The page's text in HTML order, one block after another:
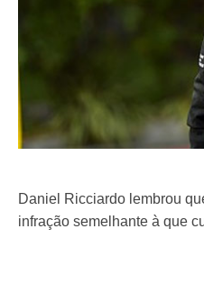
Daniel Ricciardo lembrou
infração semelhante à que